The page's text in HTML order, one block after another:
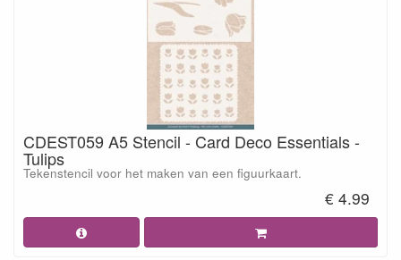
CDEST059 A5 Stencil - Card Deco Essentials -
Tulips
Tekenstencil voor het maken van een figuurkaart.
€ 4.99